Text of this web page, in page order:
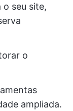
seu site,
o
ampliada.